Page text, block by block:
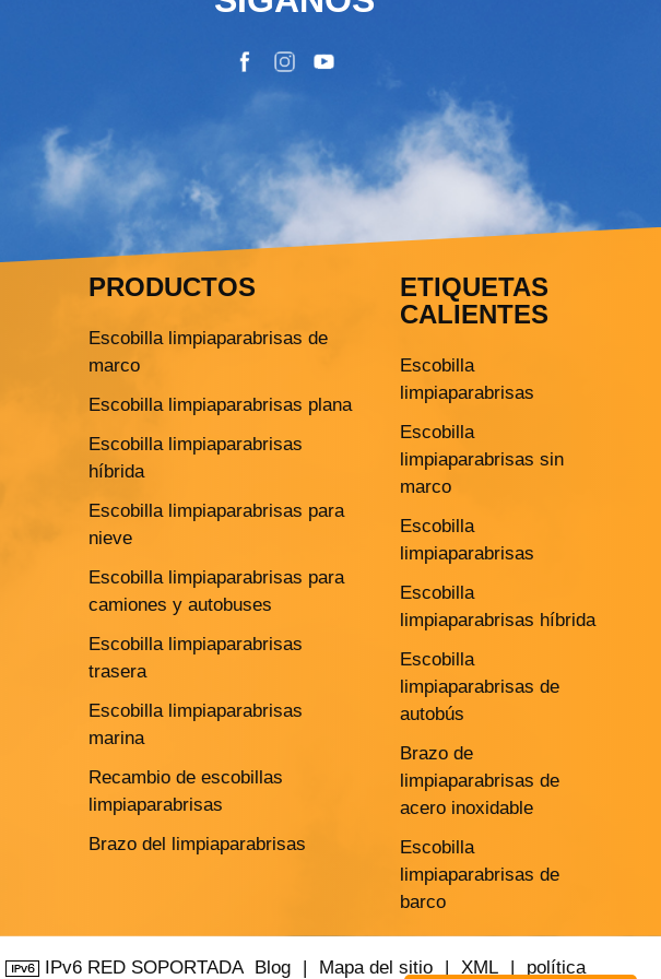
PRODUCTOS
Escobilla limpiaparabrisas de
marco
Escobilla limpiaparabrisas plana
Escobilla limpiaparabrisas
híbrida
Escobilla limpiaparabrisas para
nieve
Escobilla limpiaparabrisas para
camiones y autobuses
Escobilla limpiaparabrisas
trasera
Escobilla limpiaparabrisas
marina
Recambio de escobillas
limpiaparabrisas
Brazo del limpiaparabrisas
ETIQUETAS
CALIENTES
Escobilla
limpiaparabrisas
Escobilla
limpiaparabrisas sin
marco
Escobilla
limpiaparabrisas
Escobilla
limpiaparabrisas híbrida
Escobilla
limpiaparabrisas de
autobús
Brazo de
limpiaparabrisas de
acero inoxidable
Escobilla
limpiaparabrisas de
barco
IPv6 RED SOPORTADA Blog | Mapa del sitio | XML | política